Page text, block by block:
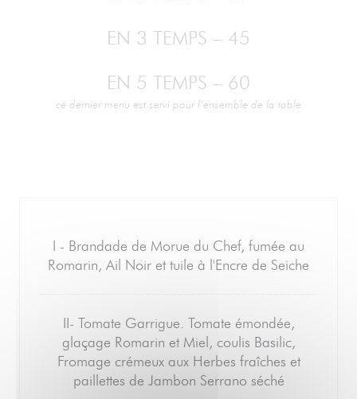
EN 3 TEMPS – 45
EN 5 TEMPS – 60
ce dernier menu est servi pour l’ensemble de la table
I - Brandade de Morue du Chef, fumée au
Romarin, Ail Noir et tuile à l'Encre de Seiche
II- Tomate Garrigue. Tomate émondée,
glaçage Romarin et Miel, coulis Basilic,
Fromage crémeux aux Herbes fraîches et
paillettes de Jambon Serrano séché